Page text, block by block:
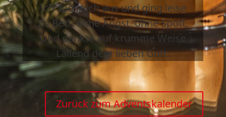
Ich zog mich aus und ging leise
Zu Bett, ohne Angst, ohne Spott,
Und dankte auf krumme Weise
Lallend dem lieben Gott.
Zurück zum Adventskalender